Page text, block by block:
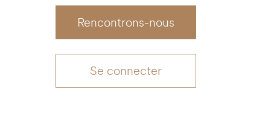
Rencontrons-nous
Se connecter